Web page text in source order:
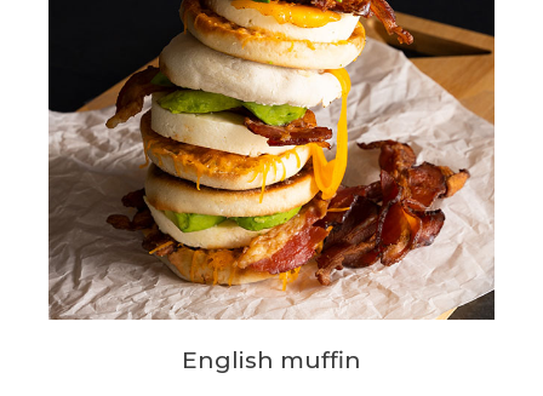
English muffin